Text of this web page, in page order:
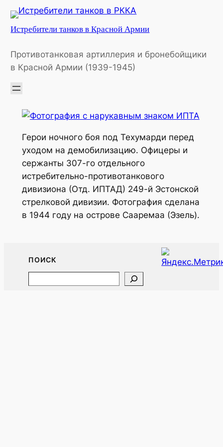
Перейти
содержимому
Истребители танков в Красной Армии
Противотанковая артиллерия и бронебойщики
в Красной Армии (1939-1945)
Герои ночного боя под Техумарди перед
уходом на демобилизацию. Офицеры и
сержанты 307-го отдельного
истребительно-противотанкового
дивизиона (Отд. ИПТАД) 249-й Эстонской
стрелковой дивизии. Фотография сделана
в 1944 году на острове Сааремаа (Эзель).
ПОИСК